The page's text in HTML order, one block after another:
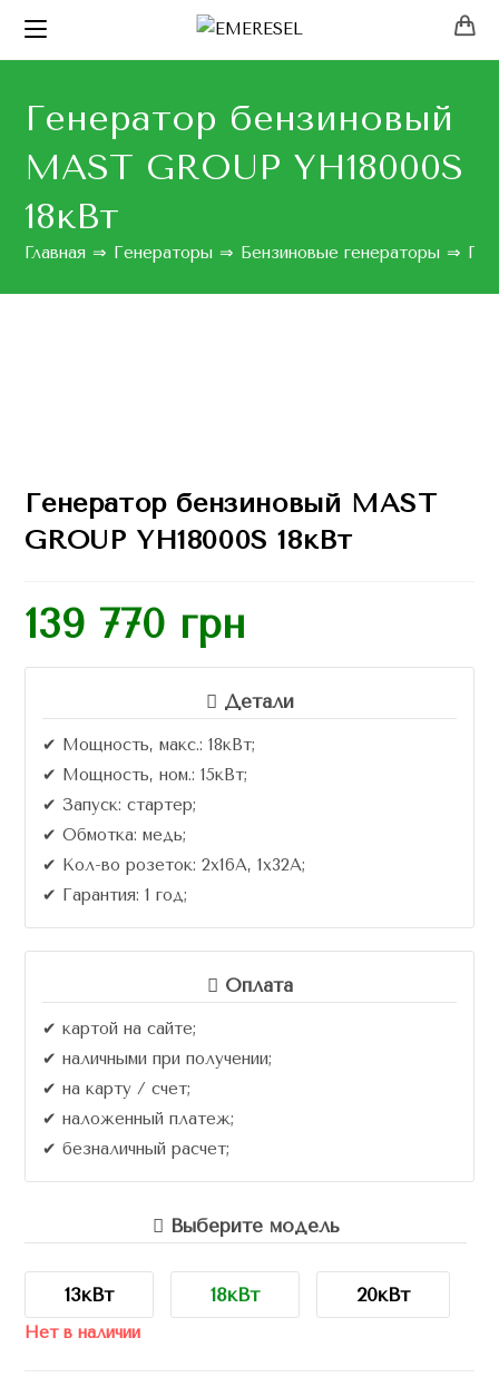
Генератор бензиновый
MAST GROUP YH18000S
18кВт
Главная ⇒ Генераторы ⇒ Бензиновые генераторы ⇒
Генератор бензиновый MAST
GROUP YH18000S 18кВт
139 770 грн
Детали
✔ Мощность, макс.: 18кВт;
✔ Мощность, ном.: 15кВт;
✔ Запуск: стартер;
✔ Обмотка: медь;
✔ Кол-во розеток: 2х16A, 1х32А;
✔ Гарантия: 1 год;
Оплата
✔ картой на сайте;
✔ наличными при получении;
✔ на карту / счет;
✔ наложенный платеж;
✔ безналичный расчет;
Выберите модель
13кВт 18кВт 20кВт
Нет в наличии